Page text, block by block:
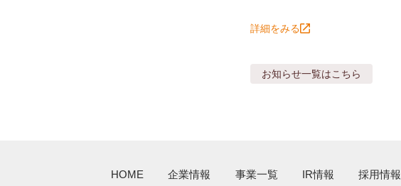
詳細をみる
お知らせ一覧はこちら
HOME 企業情報 事業一覧 IR情報 採用情報